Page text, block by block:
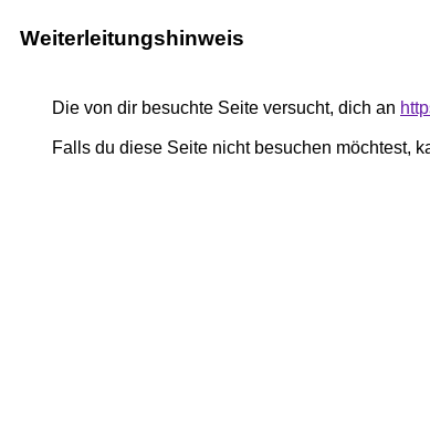
Weiterleitungshinweis
Die von dir besuchte Seite versucht, dich an
Falls du diese Seite nicht besuchen möchtest,